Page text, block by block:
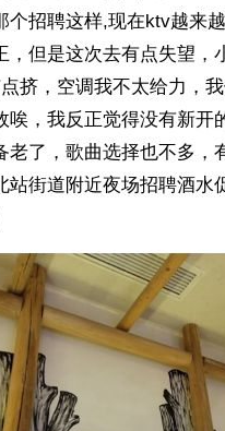
个招聘这样,现在ktv越来
，但是这次去有点失望，
挤，空调我不太给力，
唉，我反正觉得没有新开
老了，歌曲选择也不多，
站街道附近夜场招聘酒水